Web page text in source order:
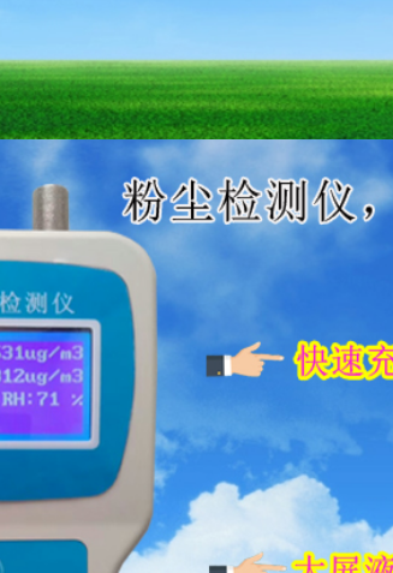
武威市面粉厂轴承测温方案2026-7-22
在线式粒子计数器使用说明书 2026-7-22
便携式分车浓度仪WKD-6-B2026-7-22
便携式气体检测仪说明书 2026-7-22
粉尘浓度仪说明书2026-7-22
便携式粉尘检测仪说明书2026-7-22
在线式粉尘检测仪 2026-7-22
分体式粉尘浓度仪说明书
2026-7-22
: 28309 作者:华德林科技